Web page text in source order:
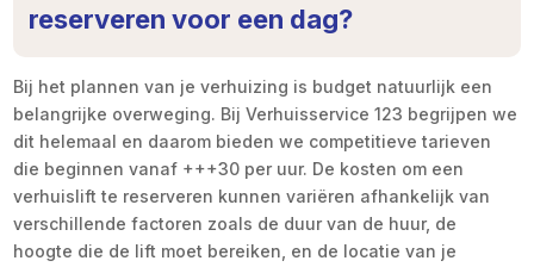
reserveren voor een dag?
Bij het plannen van je verhuizing is budget natuurlijk een
belangrijke overweging. Bij Verhuisservice 123 begrijpen we
dit helemaal en daarom bieden we competitieve tarieven
die beginnen vanaf +++30 per uur. De kosten om een
verhuislift te reserveren kunnen variëren afhankelijk van
verschillende factoren zoals de duur van de huur, de
hoogte die de lift moet bereiken, en de locatie van je